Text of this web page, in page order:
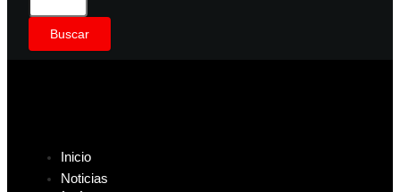
Buscar
Inicio
Noticias